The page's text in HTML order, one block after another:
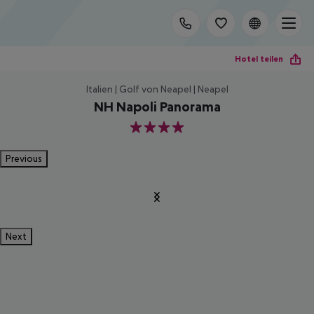
Hotel teilen
Italien | Golf von Neapel | Neapel
NH Napoli Panorama
4
Previous
Next